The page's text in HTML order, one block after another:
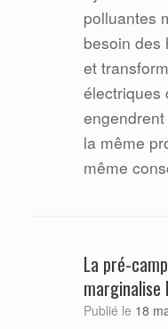
polluantes
besoin des
et
électriques
la même
même
La pré-
Publié le 18